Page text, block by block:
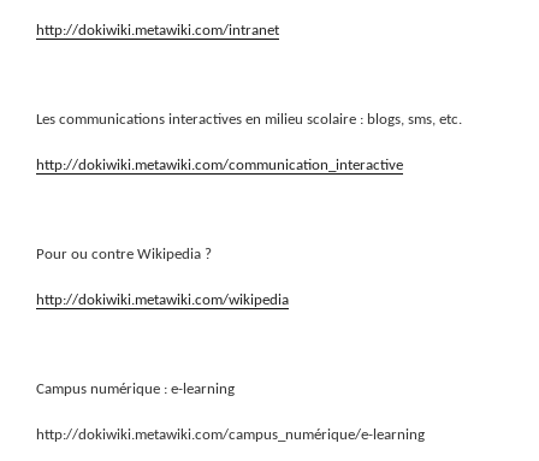
http://dokiwiki.metawiki.com/intranet
Les communications interactives en milieu scolaire : blogs, sms, etc.
http://dokiwiki.metawiki.com/communication_interactive
Pour ou contre Wikipedia ?
http://dokiwiki.metawiki.com/wikipedia
Campus numérique : e-learning
http://dokiwiki.metawiki.com/campus_numérique/e-learning